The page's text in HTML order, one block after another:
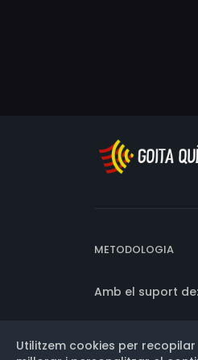
METODOLOGIA
Amb el suport
Versió:
Utilitzem cookies per